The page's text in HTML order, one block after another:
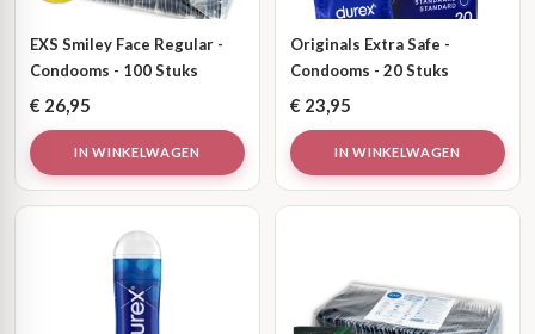
EXS Smiley Face Regular -
Condooms - 100 Stuks
€ 26,95
IN WINKELWAGEN
Originals Extra Safe -
Condooms - 20 Stuks
€ 23,95
IN WINKELWAGEN